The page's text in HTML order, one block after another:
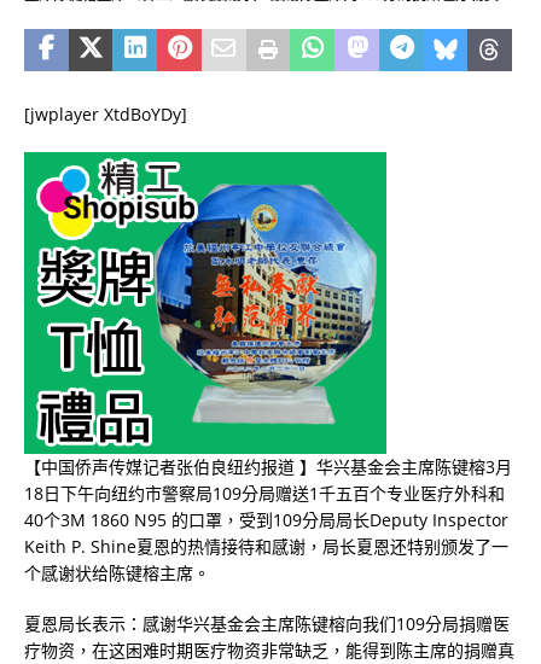
[jwplayer XtdBoYDy]
【中国侨声传媒记者张伯良纽约报道 】华兴基金会主席陈键榕3月
18日下午向纽约市警察局109分局赠送1千五百个专业医疗外科和
40个3M 1860 N95 的口罩，受到109分局局长Deputy Inspector
Keith P. Shine夏恩的热情接待和感谢，局长夏恩还特别颁发了一
个感谢状给陈键榕主席。
夏恩局长表示：感谢华兴基金会主席陈键榕向我们109分局捐赠医
疗物资，在这困难时期医疗物资非常缺乏，能得到陈主席的捐赠真